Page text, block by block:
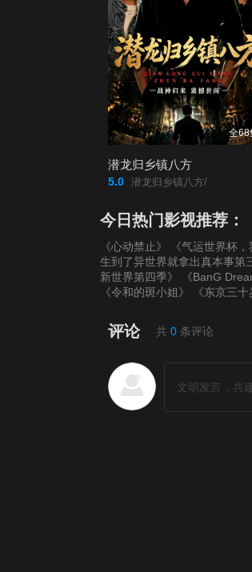
全68
潜龙归乡镇八方
5.0 潜龙归乡镇八方/
今日热门影视推荐：
《心动禁止》 《气运世界杯
生到了异世界就拿出真本事第
新世界第四季》
《BanG
《令和的斑小姐》
《东京三十
评论 共 0条评论